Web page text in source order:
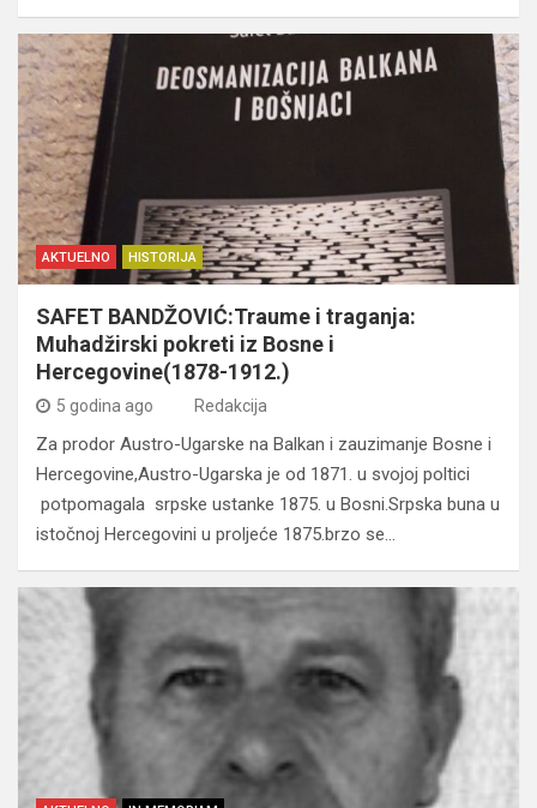
AKTUELNO HISTORIJA
SAFET BANDŽOVIĆ:Traume i traganja:
Muhadžirski pokreti iz Bosne i
Hercegovine(1878-1912.)
5 godina ago Redakcija
Za prodor Austro-Ugarske na Balkan i zauzimanje Bosne i
Hercegovine,Austro-Ugarska je od 1871. u svojoj poltici
potpomagala srpske ustanke 1875. u Bosni.Srpska buna u
istočnoj Hercegovini u proljeće 1875.brzo se…